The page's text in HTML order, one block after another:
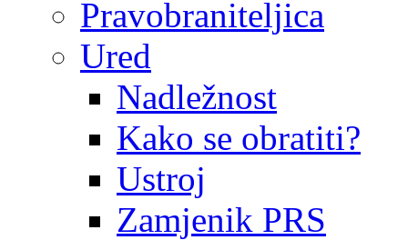
Pravobraniteljica
Ured
Nadležnost
Kako se obratiti?
Ustroj
Zamjenik PRS